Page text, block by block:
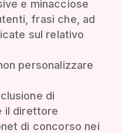
e minacciose
frasi che, ad
sul relativo
personalizzare
di
il direttore
di concorso nei